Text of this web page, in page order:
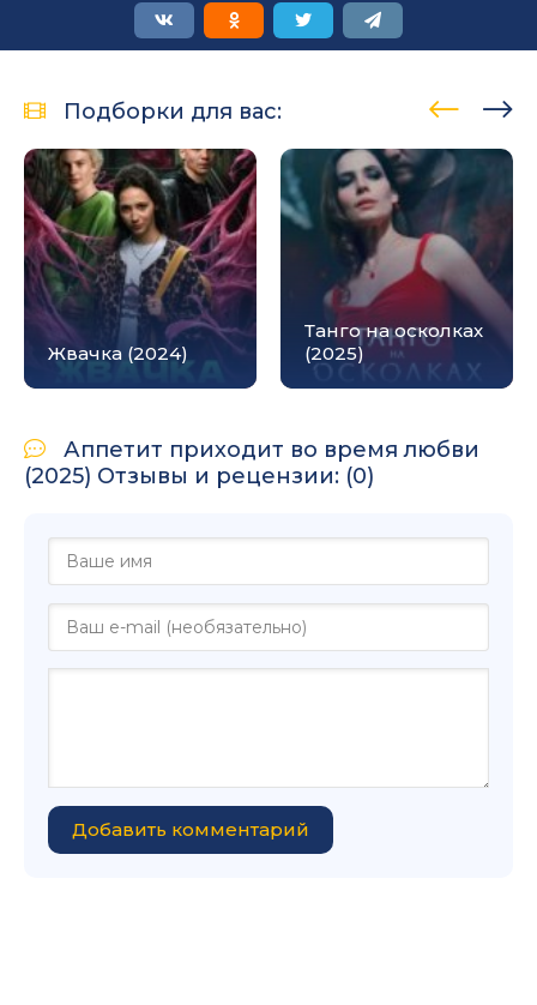
Подборки для вас:
Жвачка (2024)
Танго на осколках
(2025)
Аппетит приходит во время любви
(2025) Отзывы и рецензии: (0)
Добавить комментарий